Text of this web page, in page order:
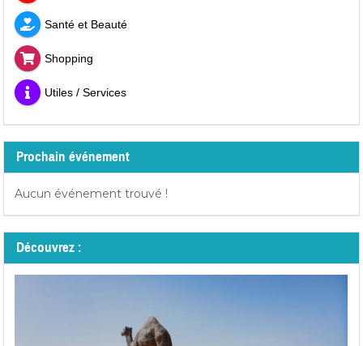
Santé et Beauté
Shopping
Utiles / Services
Prochain événement
Aucun événement trouvé !
Découvrez :